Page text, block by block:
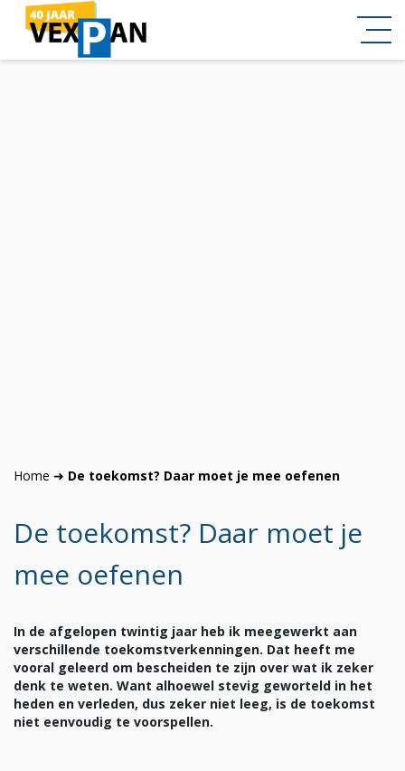
Home ➜ De toekomst? Daar moet je mee oefenen
De toekomst? Daar moet je
mee oefenen
In de afgelopen twintig jaar heb ik meegewerkt aan
verschillende toekomstverkenningen. Dat heeft me
vooral geleerd om bescheiden te zijn over wat ik zeker
denk te weten. Want alhoewel stevig geworteld in het
heden en verleden, dus zeker niet leeg, is de toekomst
niet eenvoudig te voorspellen.